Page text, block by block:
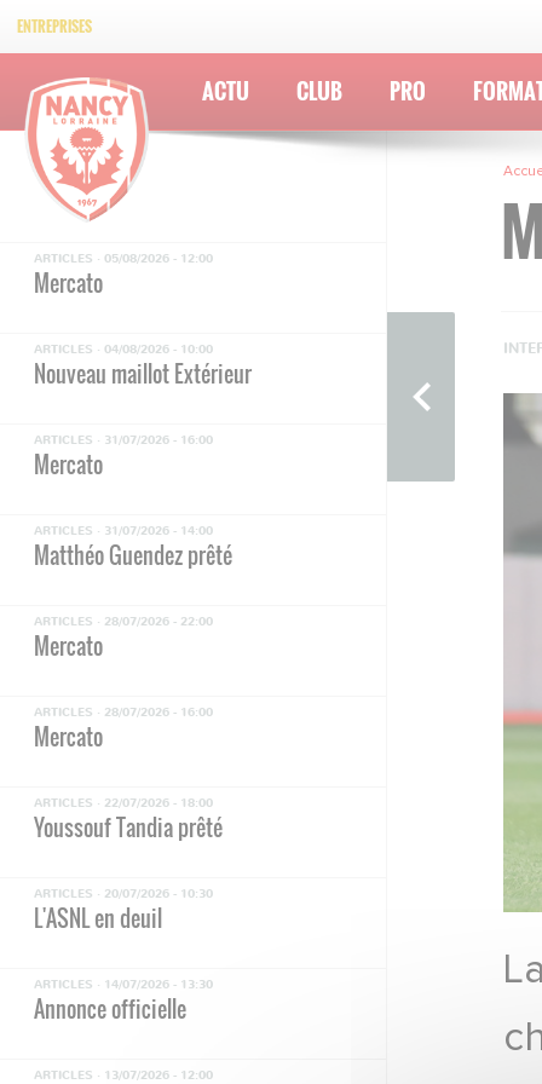
ENTREPRISES
ACTU CLUB PRO
ARTICLES · 05/08/2026 - 12:00
Mercato
ARTICLES · 04/08/2026 - 10:00
Nouveau maillot Extérieur
ARTICLES · 31/07/2026 - 16:00
Mercato
ARTICLES · 31/07/2026 - 14:00
Matthéo Guendez prêté
ARTICLES · 28/07/2026 - 22:00
Mercato
ARTICLES · 28/07/2026 - 16:00
Mercato
ARTICLES · 22/07/2026 - 18:00
Youssouf Tandia prêté
ARTICLES · 20/07/2026 - 10:30
L'ASNL en deuil
ARTICLES · 14/07/2026 - 13:30
Annonce officielle
ARTICLES · 13/07/2026 - 12:00